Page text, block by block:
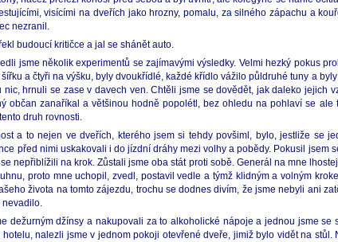
visícími na dveřích jako hrozny, pomalu, za silného zápachu a
nezranil.
budoucí kritičce a jal se shánět auto.
jsme několik experimentů se zajímavými výsledky. Velmi hezký pokus
a čtyři na výšku, byly dvoukřídlé, každé křídlo vážilo půldruhé tuny a
nic, hrnuli se zase v davech ven. Chtěli jsme se dovědět, jak daleko
občan zanaříkal a většinou hodně popolétl, bez ohledu na pohlaví se
druh rovnosti.
a to nejen ve dveřích, kterého jsem si tehdy povšiml, bylo, jestliže se
před nimi uskakovali i do jízdní dráhy mezi volhy a pobědy. Pokusil
nepřiblížili na krok. Zůstali jsme oba stát proti sobě. Generál na mne
proto mne uchopil, zvedl, postavil vedle a týmž klidným a volným
života na tomto zájezdu, trochu se dodnes divím, že jsme nebyli ani
nevadilo.
dežurným džínsy a nakupovali za to alkoholické nápoje a jednou jsme
nalezli jsme v jednom pokoji otevřené dveře, jimiž bylo vidět na